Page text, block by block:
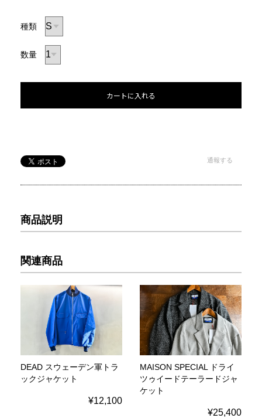
種類
数量
カートに入れる
通報する
商品説明
関連商品
DEAD スウェーデン軍トラ
ックジャケット
¥12,100
MAISON SPECIAL ドライ
ツゥイードテーラードジャ
ケット
¥25,400